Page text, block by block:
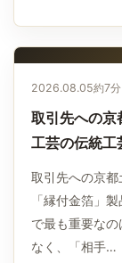
2026.08.05約7分
取引先への京
工芸の伝統工
取引先への京
「縁付金箔」
で最も重要な
なく、「相手…